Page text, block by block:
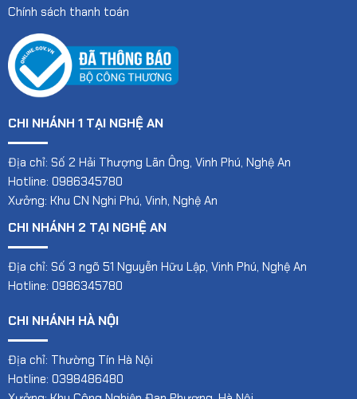
Chính sách thanh toán
CHI NHÁNH 1 TẠI NGHỆ AN
Địa chỉ: Số 2 Hải Thượng Lãn Ông, Vinh Phú, Nghệ An
Hotline: 0986345780
Xưởng: Khu CN Nghi Phú, Vinh, Nghệ An
CHI NHÁNH 2 TẠI NGHỆ AN
Địa chỉ: Số 3 ngõ 51 Nguyễn Hữu Lập, Vinh Phú, Nghệ An
Hotline: 0986345780
CHI NHÁNH HÀ NỘI
Địa chỉ: Thường Tín Hà Nội
Hotline: 0398486480